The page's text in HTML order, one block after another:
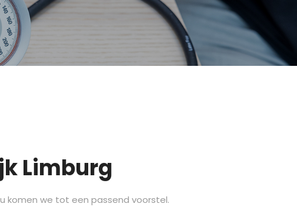
Limburg
komen we tot een passend voorstel.